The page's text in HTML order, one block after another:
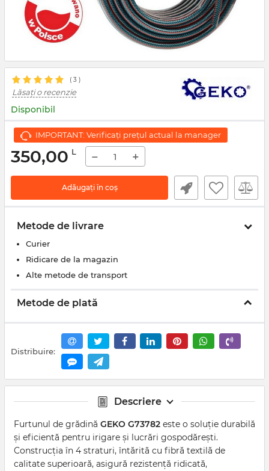
( 3 )
Lăsați o recenzie
Disponibil
IMPORTANT: Verificați prețul actual la manager
350,00 L − +
Adăugați în coș
Metode de livrare
Curier
Ridicare de la magazin
Alte metode de transport
Metode de plată
Distribuire:
Descriere
Furtunul de grădină GEKO G73782 este o soluție durabilă
și eficientă pentru irigare și lucrări gospodărești.
Construcția în 4 straturi, întărită cu fibră textilă de
calitate superioară, asigură rezistență ridicată,